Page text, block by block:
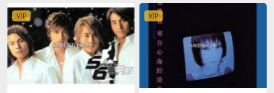
VIP VIP